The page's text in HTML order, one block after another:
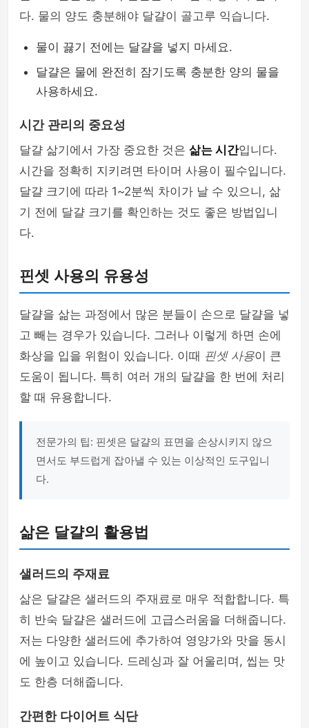
다. 물의 양도 충분해야 달걀이 골고루 익습니다.
물이 끓기 전에는 달걀을 넣지 마세요.
달걀은 물에 완전히 잠기도록 충분한 양의 물을
사용하세요.
시간 관리의 중요성
달걀 삶기에서 가장 중요한 것은 삶는 시간입니다.
시간을 정확히 지키려면 타이머 사용이 필수입니다.
달걀 크기에 따라 1~2분씩 차이가 날 수 있으니, 삶
기 전에 달걀 크기를 확인하는 것도 좋은 방법입니
다.
핀셋 사용의 유용성
달걀을 삶는 과정에서 많은 분들이 손으로 달걀을 넣
고 빼는 경우가 있습니다. 그러나 이렇게 하면 손에
화상을 입을 위험이 있습니다. 이때 핀셋 사용이 큰
도움이 됩니다. 특히 여러 개의 달걀을 한 번에 처리
할 때 유용합니다.
전문가의 팁: 핀셋은 달걀의 표면을 손상시키지 않으
면서도 부드럽게 잡아낼 수 있는 이상적인 도구입니
다.
삶은 달걀의 활용법
샐러드의 주재료
삶은 달걀은 샐러드의 주재료로 매우 적합합니다. 특
히 반숙 달걀은 샐러드에 고급스러움을 더해줍니다.
저는 다양한 샐러드에 추가하여 영양가와 맛을 동시
에 높이고 있습니다. 드레싱과 잘 어울리며, 씹는 맛
도 한층 더해줍니다.
간편한 다이어트 식단